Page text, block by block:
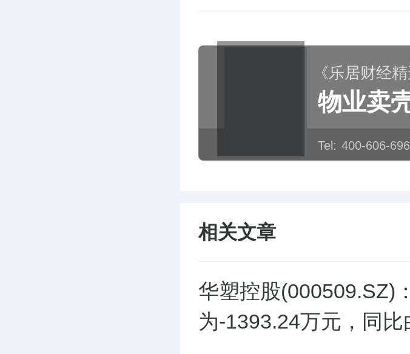
《乐居财经精
物业卖
Tel: 400-606-
相关文章
华塑控股(000509.SZ)
为-1393.24万元，同比